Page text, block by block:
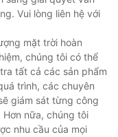
Vui lòng liên hệ với
mặt trời hoàn
chúng tôi có thể
tất cả các sản phẩm
trình, các chuyên
giám sát từng công
nữa, chúng tôi
nhu cầu của mọi